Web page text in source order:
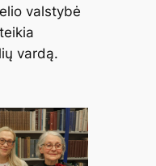
valstybė
vardą.